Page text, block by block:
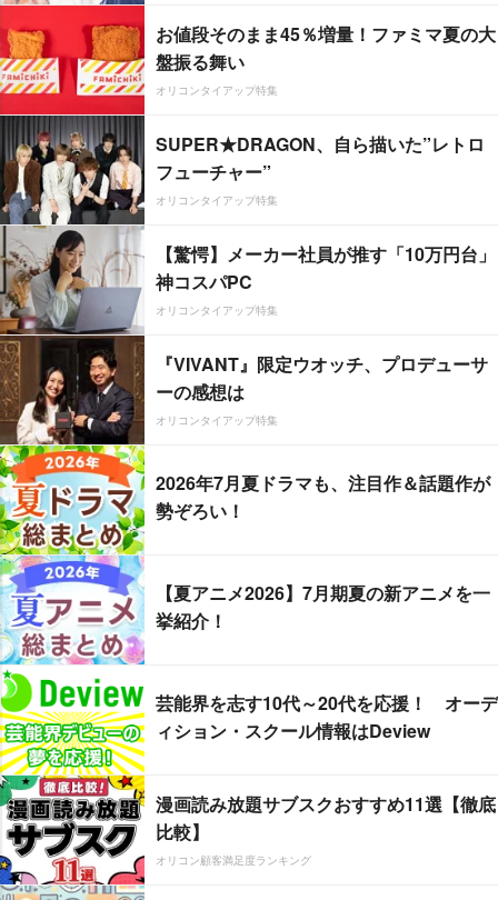
お値段そのまま45％増量！ファミマ夏の大
盤振る舞い
オリコンタイアップ特集
SUPER★DRAGON、自ら描いた”レトロ
フューチャー”
オリコンタイアップ特集
【驚愕】メーカー社員が推す「10万円台」
神コスパPC
オリコンタイアップ特集
『VIVANT』限定ウオッチ、プロデューサ
ーの感想は
オリコンタイアップ特集
2026年7月夏ドラマも、注目作＆話題作が
勢ぞろい！
【夏アニメ2026】7月期夏の新アニメを一
挙紹介！
芸能界を志す10代～20代を応援！ オーデ
ィション・スクール情報はDeview
漫画読み放題サブスクおすすめ11選【徹底
比較】
オリコン顧客満足度ランキング